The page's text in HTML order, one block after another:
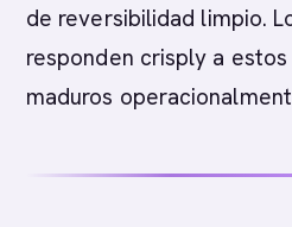
de reversibilidad limpio.
responden crisply a
maduros